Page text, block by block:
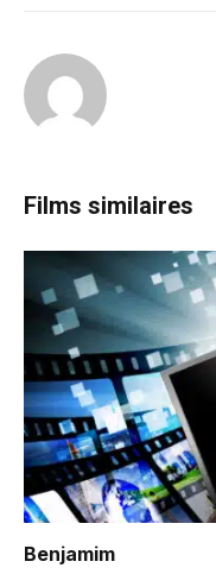
Films similaires
Benjamim